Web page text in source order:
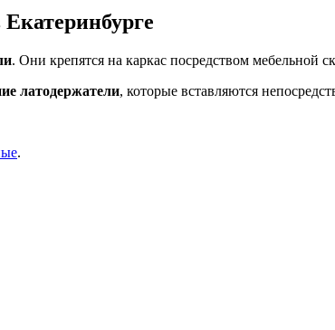
. Они крепятся на каркас посредством мебельной
латодержатели, которые вставляются
.